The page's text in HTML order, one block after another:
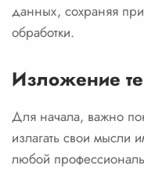
данных, сохраняя
обработки.
Изложение
Для начала, важно
излагать свои мысли
любой